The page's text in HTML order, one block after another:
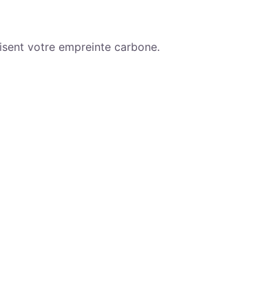
votre empreinte carbone.